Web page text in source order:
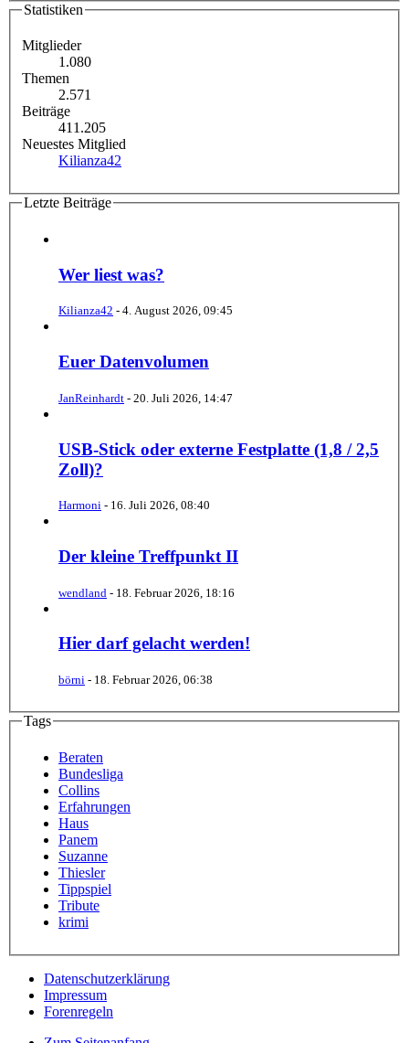
Statistiken
Mitglieder
1.080
Themen
2.571
Beiträge
411.205
Neuestes Mitglied
Kilianza42
Letzte Beiträge
Wer liest was?
Kilianza42 - 4. August 2026, 09:45
Euer Datenvolumen
JanReinhardt - 20. Juli 2026, 14:47
USB-Stick oder externe Festplatte (1,8 / 2,5
Zoll)?
Harmoni - 16. Juli 2026, 08:40
Der kleine Treffpunkt II
wendland - 18. Februar 2026, 18:16
Hier darf gelacht werden!
börni - 18. Februar 2026, 06:38
Tags
Beraten
Bundesliga
Collins
Erfahrungen
Haus
Panem
Suzanne
Thiesler
Tippspiel
Tribute
krimi
Datenschutzerklärung
Impressum
Forenregeln